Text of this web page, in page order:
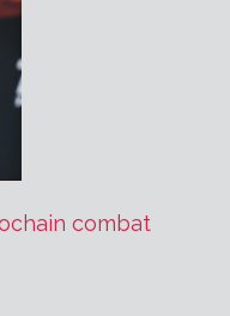
combat